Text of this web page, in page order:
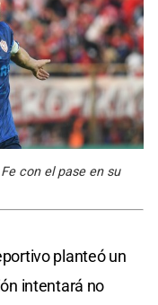
con el pase en su
planteó un
intentará no